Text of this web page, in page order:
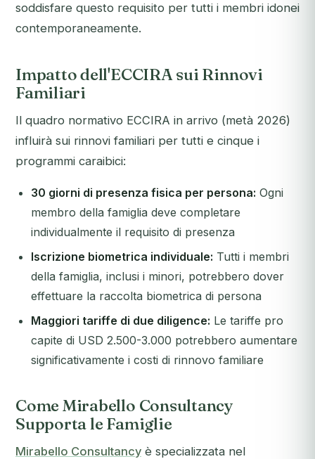
soddisfare questo requisito per tutti i membri idonei
contemporaneamente.
Impatto dell'ECCIRA sui Rinnovi
Familiari
Il quadro normativo ECCIRA in arrivo (metà 2026)
influirà sui rinnovi familiari per tutti e cinque i
programmi caraibici:
30 giorni di presenza fisica per persona: Ogni
membro della famiglia deve completare
individualmente il requisito di presenza
Iscrizione biometrica individuale: Tutti i membri
della famiglia, inclusi i minori, potrebbero dover
effettuare la raccolta biometrica di persona
Maggiori tariffe di due diligence: Le tariffe pro
capite di USD 2.500-3.000 potrebbero aumentare
significativamente i costi di rinnovo familiare
Come Mirabello Consultancy
Supporta le Famiglie
Mirabello Consultancy è specializzata nel